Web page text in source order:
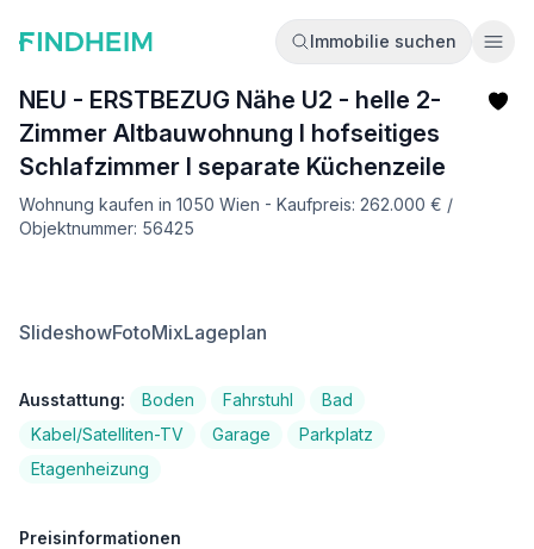
Immobilie suchen
NEU - ERSTBEZUG Nähe U2 - helle 2-
Zimmer Altbauwohnung I hofseitiges
Schlafzimmer I separate Küchenzeile
Wohnung kaufen in 1050 Wien - Kaufpreis: 262.000 € /
Objektnummer: 56425
SlideshowFotoMixLageplan
Ausstattung: Boden Fahrstuhl
Bad
Kabel/Satelliten-TV
Garage
Parkplatz
Etagenheizung
Preisinformationen